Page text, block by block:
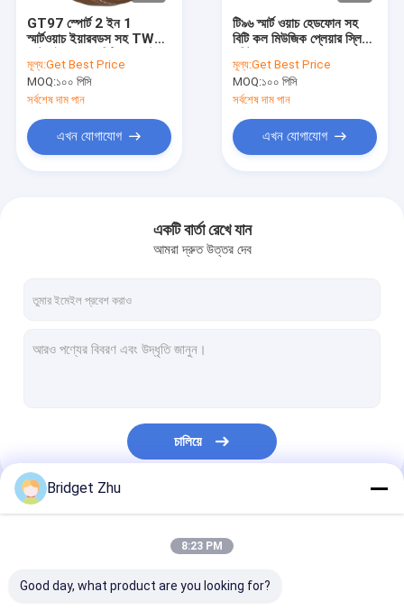
ভিডিও
GT97 স্পোর্ট 2 ইন 1
স্মার্টওয়াচ ইয়ারবডস সহ TWS
মিউজিক প্লেব্যাক
মূল্য:Get Best Price
MOQ:১০০ পিসি
সর্বশেষ দাম পান
এখন যোগাযোগ
টি৯৬ স্মার্ট ওয়াচ হেডফোন সহ
বিটি কল মিউজিক প্লেয়ার স্লিপ
মূল্য:Get Best Price
MOQ:১০০ পিসি
সর্বশেষ দাম পান
এখন যোগাযোগ
একটি বার্তা রেখে যান
আমরা দ্রুত উত্তর দেব
চালিয়ে
আমাদের বিভাগসমূহ
Bridget Zhu
8:23 PM
Good day, what product are you looking for?